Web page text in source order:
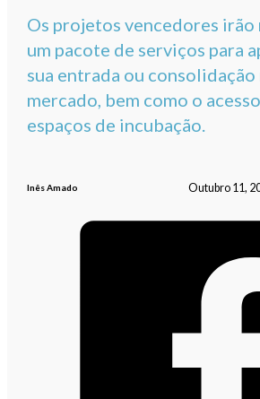
Os projetos vencedores irão
um pacote de serviços para
sua entrada ou consolidação
mercado, bem como o
espaços de incubação.
Inês Amado Outubro 11,